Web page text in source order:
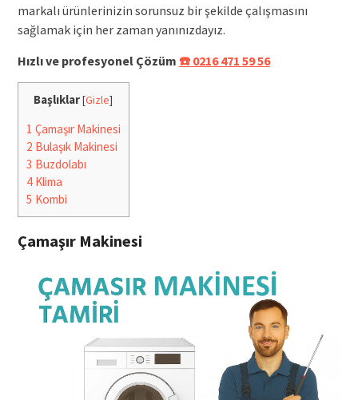
markalı ürünlerinizin sorunsuz bir şekilde çalışmasını
sağlamak için her zaman yanınızdayız.
Hızlı ve profesyonel Çözüm ☎️ 0216 471 59 56
Başlıklar[Gizle]
1 Çamaşır Makinesi
2 Bulaşık Makinesi
3 Buzdolabı
4Klima
5 Kombi
Çamaşır Makinesi